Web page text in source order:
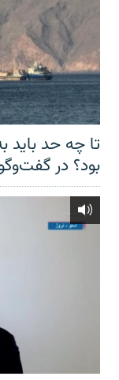
تا چه حد
بود؟ در